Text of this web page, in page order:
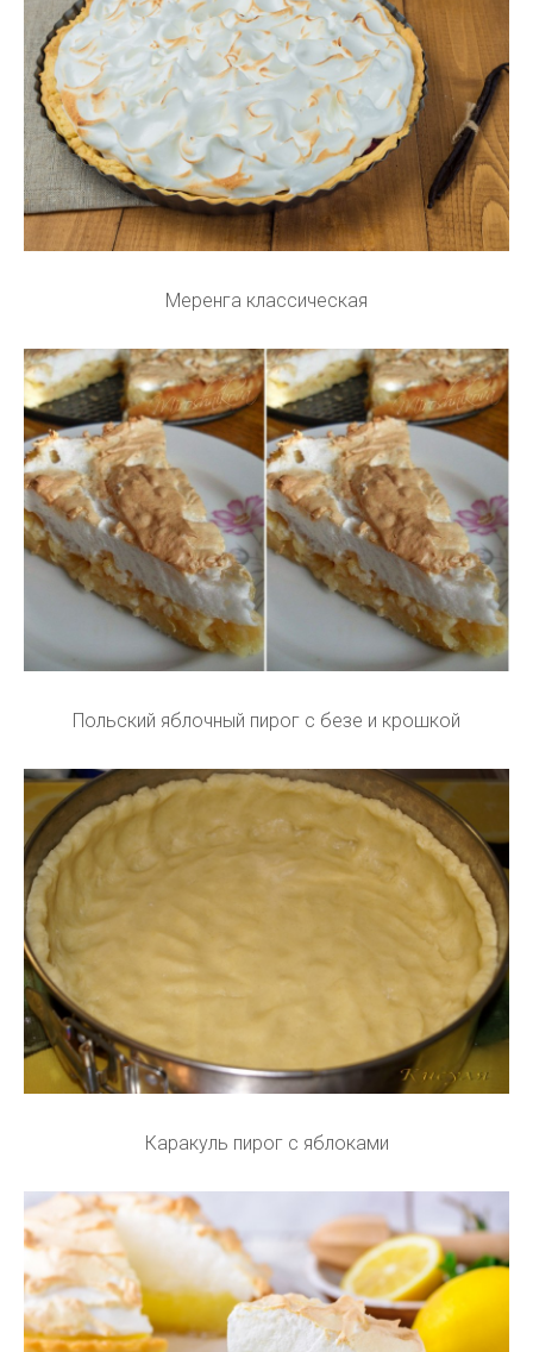
Меренга классическая
Польский яблочный пирог с безе и крошкой
Каракуль пирог с яблоками